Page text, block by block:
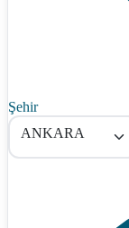
Şehir
ANKARA